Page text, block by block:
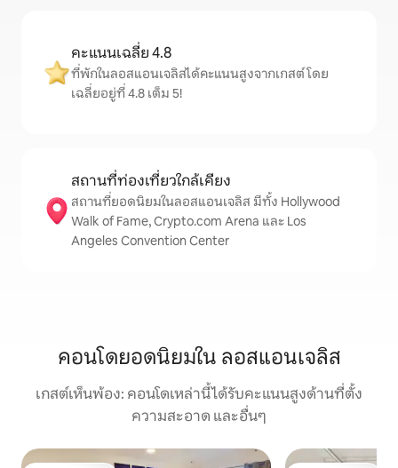
คะแนนเฉลี่ย 4.8
ที่พักในลอสแอนเจลิสได้คะแนนสูงจากเกสต์ โดย
เฉลี่ยอยู่ที่ 4.8 เต็ม 5!
สถานที่ท่องเที่ยวใกล้เคียง
สถานที่ยอดนิยมในลอสแอนเจลิส มีทั้ง Hollywood
Walk of Fame, Crypto.com Arena และ Los
Angeles Convention Center
คอนโดยอดนิยมใน ลอสแอนเจลิส
เกสต์เห็นพ้อง: คอนโดเหล่านี้ได้รับคะแนนสูงด้านที่ตั้ง
ความสะอาด และอื่นๆ